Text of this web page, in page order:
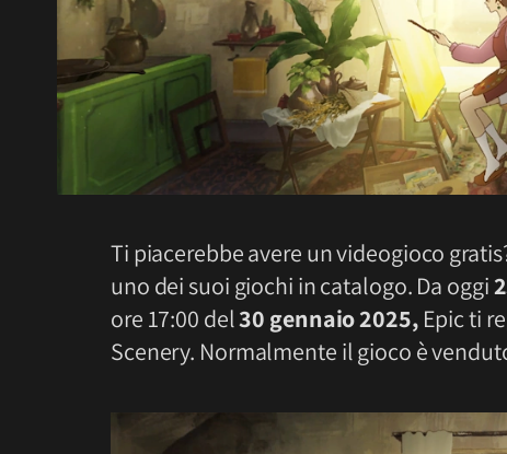
Ti piacerebbe avere un videogioco
uno dei suoi giochi in catalogo. Da oggi
ore 17:00 del30 gennaio 2025,Epic ti
Scenery. Normalmente il gioco è